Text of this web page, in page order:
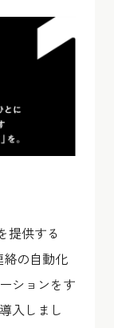
提供する
絡の自動化
ションをす
入しまし